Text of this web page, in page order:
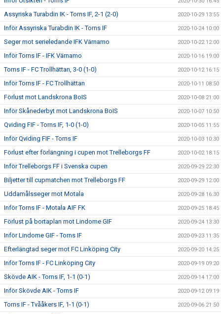
Assyriska Turabdin IK - Torns IF, 2-1 (2-0) 2020-10-29 13:55
Inför Assyriska Turabdin IK - Torns IF 2020-10-24 10:00
Seger mot serieledande IFK Värnamo 2020-10-22 12:00
Inför Torns IF - IFK Värnamo 2020-10-16 19:00
Torns IF - FC Trollhättan, 3-0 (1-0) 2020-10-12 16:15
Inför Torns IF - FC Trollhättan 2020-10-11 08:50
Förlust mot Landskrona BoIS 2020-10-08 21:00
Inför Skånederbyt mot Landskrona BoIS 2020-10-07 10:50
Qviding FIF - Torns IF, 1-0 (1-0) 2020-10-05 11:55
Inför Qviding FIF - Torns IF 2020-10-03 10:30
Förlust efter förlängning i cupen mot Trelleborgs FF 2020-10-02 18:15
Inför Trelleborgs FF i Svenska cupen 2020-09-29 22:30
Biljetter till cupmatchen mot Trelleborgs FF 2020-09-29 12:00
Uddamålsseger mot Motala 2020-09-28 16:30
Inför Torns IF - Motala AIF FK 2020-09-25 18:45
Förlust på bortaplan mot Lindome GIF 2020-09-24 13:30
Inför Lindome GIF - Torns IF 2020-09-23 11:35
Efterlängtad seger mot FC Linköping City 2020-09-20 14:25
Inför Torns IF - FC Linköping City 2020-09-19 09:20
Skövde AIK - Torns IF, 1-1 (0-1) 2020-09-14 17:00
Inför Skövde AIK - Torns IF 2020-09-12 09:19
Torns IF - Tvååkers IF, 1-1 (0-1) 2020-09-06 21:50